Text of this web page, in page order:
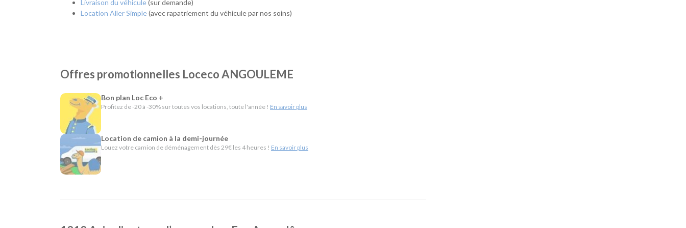
Depuis plus de 40 ans, Loc Eco propose une location de véhicules simple, économique et accessible. À Angoulême,
Lieu de prise en charge :Angoulême (à 2 km de Angoulême Gare & 110 km de Poitiers Aéroport)
Catégories de voitures :
Catégories d'utilitaires : Camions de déménagement Frigorifiques Véhicules de société
chantier
Livraison du véhicule(sur demande)
Location Aller Simple(avec rapatriement du véhicule par nos soins)
Offres promotionnelles Loceco ANGOULEME
Bon plan Loc Eco +
Profitez de -20 à -30% sur toutes vos locations, toute l'année ! En savoir plus
Location de camion à la demi-journée
Louez votre camion de déménagement dès 29€ les 4 heures ! En savoir plus